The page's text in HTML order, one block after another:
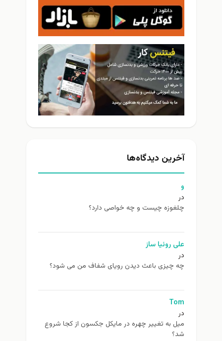
آخرین دیدگاه‌ها
و
در
چلغوزه چیست و چه خواصی دارد؟
علی روئیا ساز
در
چه چیزی باعث دیدن رویای شفاف من می شود؟
Tom
در
ميل به تغيير چهره در مایکل جکسون از كجا شروع
شد؟